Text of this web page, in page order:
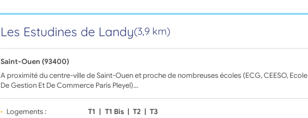
Les Estudines de Landy(3,9 km)
Saint-Ouen (93400)
A proximité du centre-ville de Saint-Ouen et proche de nombreuses écoles (ECG, CEESO, Ecole
De Gestion Et De Commerce Paris Pleyel)…
Logements : T1 | T1 Bis | T2 | T3